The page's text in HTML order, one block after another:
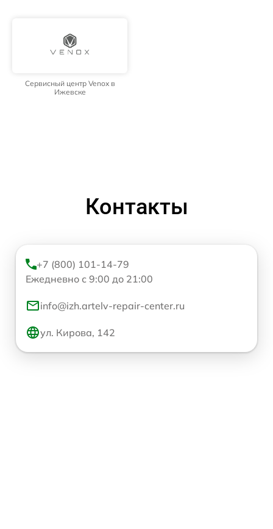
Сервисный центр Venox в
Ижевске
Контакты
+7 (800) 101-14-79
Ежедневно с 9:00 до 21:00
info@izh.artelv-repair-center.ru
ул. Кирова, 142